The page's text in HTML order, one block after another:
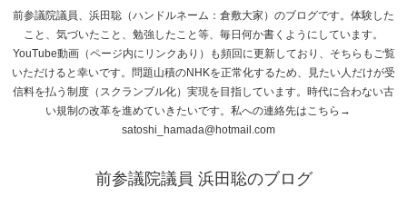
前参議院議員、浜田聡（ハンドルネーム：倉敷大家）のブログです。体験した
こと、気づいたこと、勉強したこと等、毎日何か書くようにしています。
YouTube動画（ページ内にリンクあり）も頻回に更新しており、そちらもご覧
いただけると幸いです。問題山積のNHKを正常化するため、見たい人だけが受
信料を払う制度（スクランブル化）実現を目指しています。時代に合わない古
い規制の改革を進めていきたいです。私への連絡先はこちら→
satoshi_hamada@hotmail.com
前参議院議員 浜田聡のブログ